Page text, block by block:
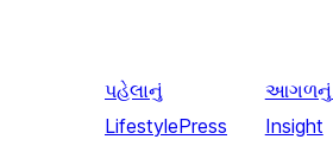
પહેલાનું
LifestylePress
આગળનું
Insight